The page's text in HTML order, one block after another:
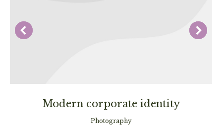
Modern corporate identity
Photography